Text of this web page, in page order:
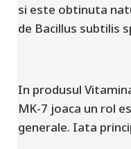
si este obtinuta
de Bacillus subtilis
In produsul
MK-7 joaca un rol
generale. Iata